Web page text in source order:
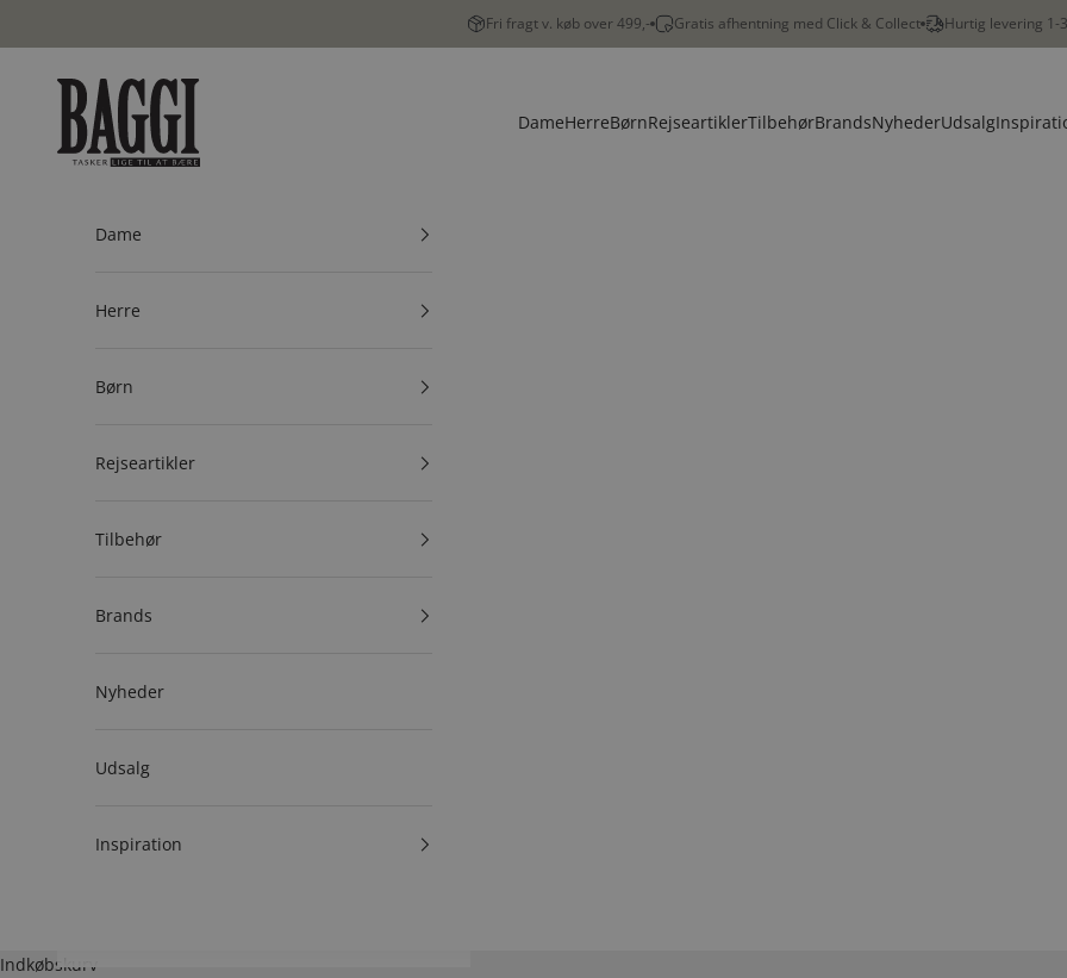
Fri fragt v. køb over 499,- Gratis afhentning med Click & Collect Hurtig levering 1-
BAGGI
DameHerreBørnRejseartiklerTilbehørBrandsNyhederUdsalg
Dame
Herre
Børn
Rejseartikler
Tilbehør
Brands
Nyheder
Udsalg
Inspiration
Indkøbskurv